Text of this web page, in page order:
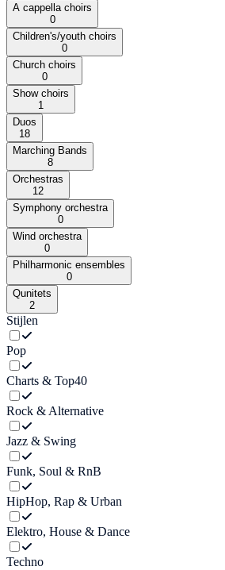
A cappella choirs
0
Children's/youth choirs
0
Church choirs
0
Show choirs
1
Duos
18
Marching Bands
8
Orchestras
12
Symphony orchestra
0
Wind orchestra
0
Philharmonic ensembles
0
Qunitets
2
Stijlen
Pop
Charts & Top40
Rock & Alternative
Jazz & Swing
Funk, Soul & RnB
HipHop, Rap & Urban
Elektro, House & Dance
Techno